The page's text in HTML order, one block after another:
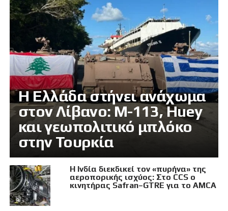
Η Ελλάδα στήνει ανάχωμα
στον Λίβανο: M-113, Huey
και γεωπολιτικό μπλόκο
στην Τουρκία
Η Ινδία διεκδικεί τον «πυρήνα» της
αεροπορικής ισχύος: Στο CCS ο
κινητήρας Safran–GTRE για το AMCA